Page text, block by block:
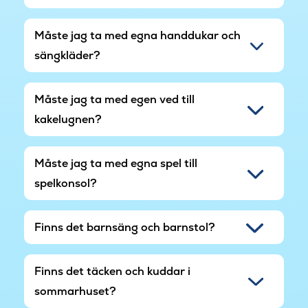
Det är den perfekta miljön för semester med
familj eller vänner eller en helg av rent
välbefinnande.
Området är under uppbyggnad, så byggbuller
kan förekomma periodvis.
Måste jag ta med egna handdukar och
sängkläder?
Måste jag ta med egen ved till
kakelugnen?
Måste jag ta med egna spel till
spelkonsol?
Finns det barnsäng och barnstol?
Finns det täcken och kuddar i
sommarhuset?